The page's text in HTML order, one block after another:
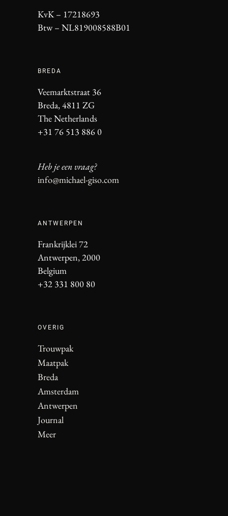
KvK – 17218693
Btw – NL819008588B01
BREDA
Veemarktstraat 36
Breda, 4811 ZG
The Netherlands
+31 76 513 886 0
Heb je een vraag?
info@michael-giso.com
ANTWERPEN
Frankrijklei 72
Antwerpen, 2000
Belgium
+32 331 800 80
OVERIG
Trouwpak
Maatpak
Breda
Amsterdam
Antwerpen
Journal
Meer